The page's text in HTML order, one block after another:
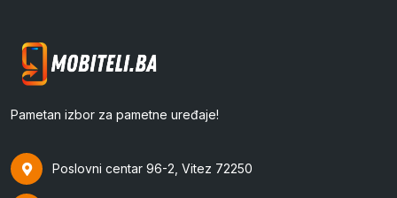
Pametan izbor za pametne uređaje!
Poslovni centar 96-2, Vitez 72250